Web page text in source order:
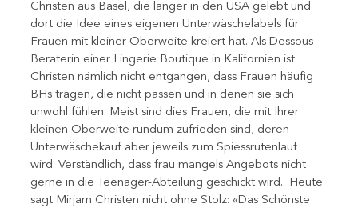
Christen aus Basel, die länger in den USA gelebt und
dort die Idee eines eigenen Unterwäschelabels für
Frauen mit kleiner Oberweite kreiert hat. Als Dessous-
Beraterin einer Lingerie Boutique in Kalifornien ist
Christen nämlich nicht entgangen, dass Frauen häufig
BHs tragen, die nicht passen und in denen sie sich
unwohl fühlen. Meist sind dies Frauen, die mit Ihrer
kleinen Oberweite rundum zufrieden sind, deren
Unterwäschekauf aber jeweils zum Spiessrutenlauf
wird. Verständlich, dass frau mangels Angebots nicht
gerne in die Teenager-Abteilung geschickt wird.  Heute
sagt Mirjam Christen nicht ohne Stolz: «Das Schönste